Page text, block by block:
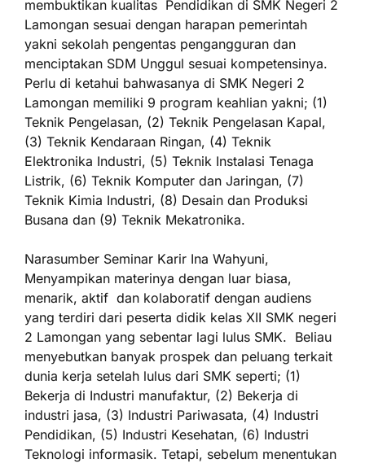
membuktikan kualitas Pendidikan di SMK Negeri 2
Lamongan sesuai dengan harapan pemerintah
yakni sekolah pengentas pengangguran dan
menciptakan SDM Unggul sesuai kompetensinya.
Perlu di ketahui bahwasanya di SMK Negeri 2
Lamongan memiliki 9 program keahlian yakni; (1)
Teknik Pengelasan, (2) Teknik Pengelasan Kapal,
(3) Teknik Kendaraan Ringan, (4) Teknik
Elektronika Industri, (5) Teknik Instalasi Tenaga
Listrik, (6) Teknik Komputer dan Jaringan, (7)
Teknik Kimia Industri, (8) Desain dan Produksi
Busana dan (9) Teknik Mekatronika.
Narasumber Seminar Karir Ina Wahyuni,
Menyampikan materinya dengan luar biasa,
menarik, aktif dan kolaboratif dengan audiens
yang terdiri dari peserta didik kelas XII SMK negeri
2 Lamongan yang sebentar lagi lulus SMK. Beliau
menyebutkan banyak prospek dan peluang terkait
dunia kerja setelah lulus dari SMK seperti; (1)
Bekerja di Industri manufaktur, (2) Bekerja di
industri jasa, (3) Industri Pariwasata, (4) Industri
Pendidikan, (5) Industri Kesehatan, (6) Industri
Teknologi informasik. Tetapi, sebelum menentukan